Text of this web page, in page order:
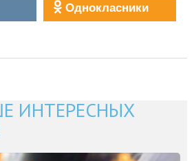
Однокласники
ИНТЕРЕСНЫХ